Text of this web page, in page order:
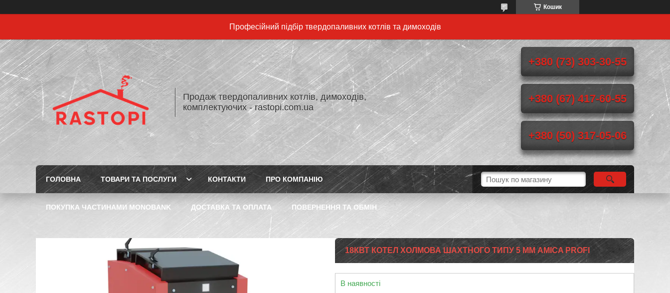
Кошик
Професійний підбір твердопаливних котлів та димоходів
Продаж твердопаливних котлів, димоходів,
комплектуючих - rastopi.com.ua
+380 (73) 303-30-55
+380 (67) 417-60-55
+380 (50) 317-05-06
ГОЛОВНА ТОВАРИ ТА ПОСЛУГИ КОНТАКТИ ПРО КОМПАНІЮ
ПОКУПКА ЧАСТИНАМИ MONOBANK ДОСТАВКА ТА ОПЛАТА ПОВЕРНЕННЯ ТА ОБМІН
18КВТ КОТЕЛ ХОЛМОВА ШАХТНОГО ТИПУ 5 ММ AMICA PROFI
В наявності